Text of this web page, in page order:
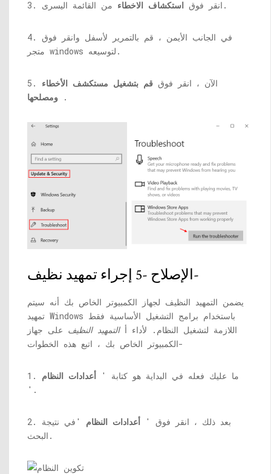
3. انقر فوق استكشاف الاخطاء من القائمة اليسرى.
4. في الجانب الأيمن ، قم بالتمرير لأسفل وانقر فوق
متجر windows لتوسيعه.
5. الآن ، انقر فوق قم بتشغيل مستكشف الأخطاء
ومصلحها .
الإصلاح -5 إجراء تمهيد نظيف-
يضمن التمهيد النظيف لجهاز الكمبيوتر الخاص بك أنه سيتم
تمهيد Windows باستخدام برامج التشغيل الأساسية فقط
اللازمة لتشغيل النظام. لأداء أالتمهيد النظيف على جهاز
الكمبيوتر الخاص بك ، اتبع هذه الخطوات-
1. ما عليك فعله في البداية هو كتابة ' أعدادات النظام
'.
2. بعد ذلك ، انقر فوق ' أعدادات النظام 'في نتيجة
البحث.